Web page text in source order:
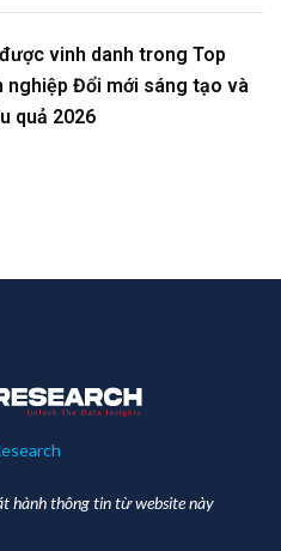
vinh danh trong Top
nghiệp Đổi mới sáng tạo và
quả 2026
hành thông tin từ website này